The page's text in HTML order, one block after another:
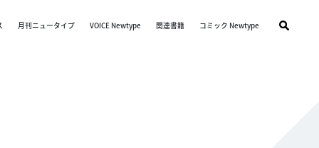
月刊ニュータイプ VOICE Newtype 関連書籍 コミック Newtype